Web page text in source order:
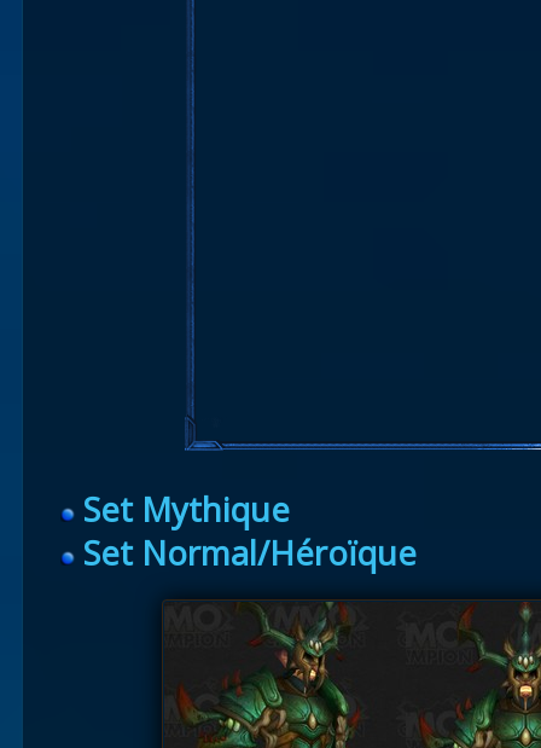
Set Mythique
Set Normal/Héroïque